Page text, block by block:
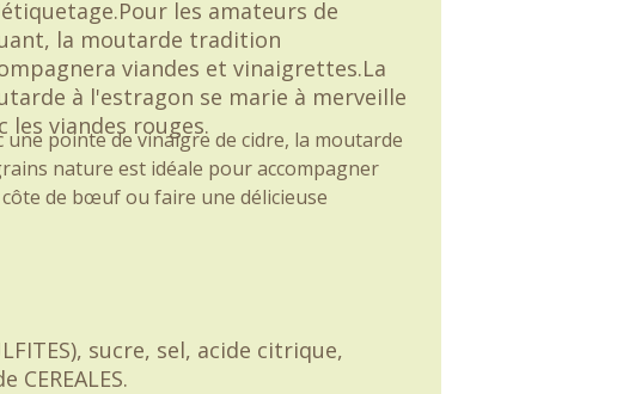
les amateurs de
la moutarde tradition
viandes et vinaigrettes.La
à l'estragon se marie à merveille
les viandes rouges.
une pointe de vinaigre de cidre, la moutarde
nature est idéale pour accompagner
de bœuf ou faire une délicieuse
sucre, sel, acide citrique,